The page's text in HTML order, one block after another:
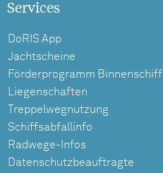
Services
DoRIS App
Jachtscheine
Förderprogramm Binnenschiff
Liegenschaften
Treppelwegnutzung
Schiffsabfallinfo
Radwege-Infos
Datenschutzbeauftragte